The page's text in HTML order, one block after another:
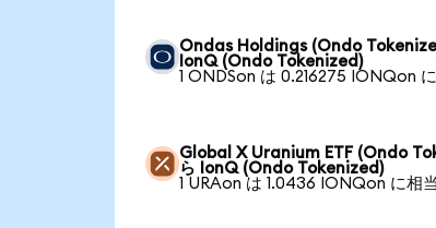
Ondas Holdings (Ondo
IonQ (Ondo Tokenized)
1 ONDSon は 0.216275 IONQon
Global X Uranium ETF (Ondo
ら IonQ (Ondo Tokenized)
1 URAon は 1.0436 IONQon に相当